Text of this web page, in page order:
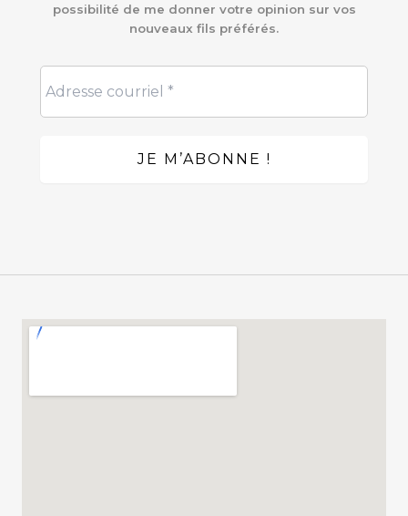
possibilité de me donner votre opinion sur vos
nouveaux fils préférés.